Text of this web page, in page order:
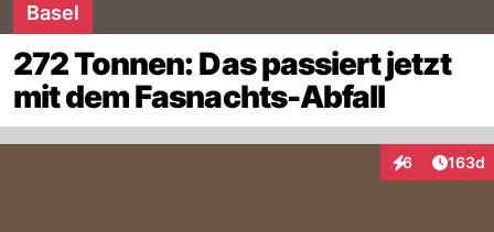
Basel
272 Tonnen: Das passiert jetzt
mit dem Fasnachts-Abfall
6
Interaktionen
163d